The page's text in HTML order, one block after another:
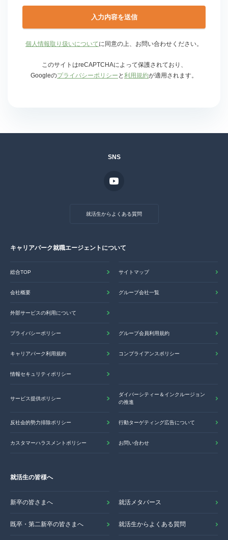
個人情報取り扱いについてに同意の上、お問い合わせください。
このサイトはreCAPTCHAによって保護されており、
Googleのプライバシーポリシー と 利用規約が適用されます。
SNS
就活生からよくある質問
キャリアパーク就職エージェントについて
総合TOP サイトマップ
会社概要 グループ会社一覧
外部サービスの利用について
プライバシーポリシー グループ会員利用規約
キャリアパーク利用規約 コンプライアンスポリシー
情報セキュリティポリシー
サービス提供ポリシー
ダイバーシティー＆インクルージョン
の推進
反社会的勢力排除ポリシー 行動ターゲティング広告について
カスタマーハラスメントポリシー お問い合わせ
就活生の皆様へ
新卒の皆さまへ 就活メタバース
既卒・第二新卒の皆さまへ 就活生からよくある質問